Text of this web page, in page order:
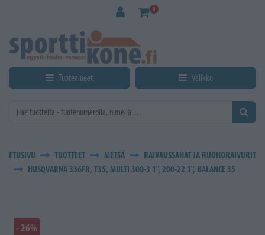
0
Tuotealueet Valikko
ETUSIVU TUOTTEET METSÄ
RAIVAUSSAHAT JA RUOHORAIVURIT
HUSQVARNA 336FR, T35, MULTI 300-3 1", 200-22 1", BALANCE 35
- 26%